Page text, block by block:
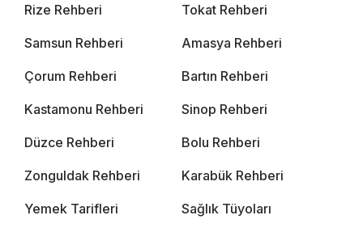
Rize Rehberi Tokat Rehberi
Samsun Rehberi Amasya Rehberi
Çorum Rehberi Bartın Rehberi
Kastamonu Rehberi Sinop Rehberi
Düzce Rehberi Bolu Rehberi
Zonguldak Rehberi Karabük Rehberi
Yemek Tarifleri Sağlık Tüyoları